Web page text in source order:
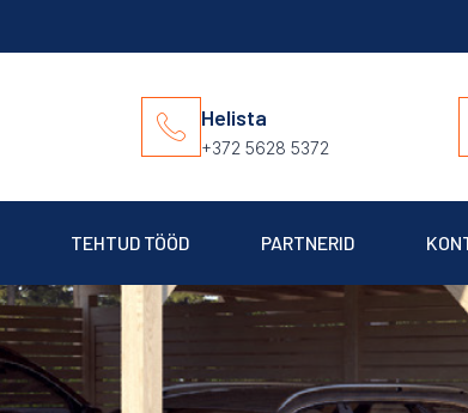
Helista
+372 5628 5372
TEHTUD TÖÖD PARTNERID